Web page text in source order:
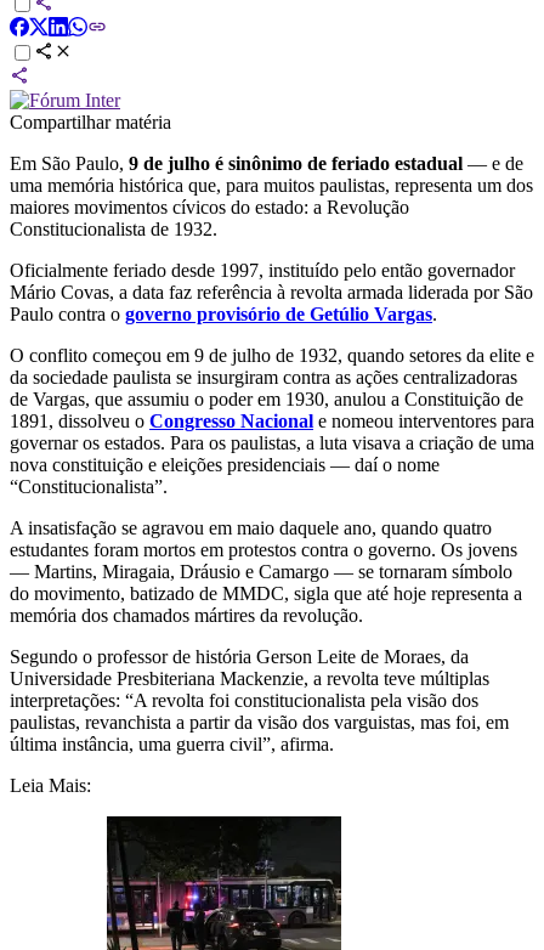
Compartilhar matéria
Em São Paulo, 9 de julho é sinônimo de feriado estadual — e de
uma memória histórica que, para muitos paulistas, representa um dos
maiores movimentos cívicos do estado: a Revolução
Constitucionalista de 1932.
Oficialmente feriado desde 1997, instituído pelo então governador
Mário Covas, a data faz referência à revolta armada liderada por São
Paulo contra o governo provisório de Getúlio Vargas.
O conflito começou em 9 de julho de 1932, quando setores da elite e
da sociedade paulista se insurgiram contra as ações centralizadoras
de Vargas, que assumiu o poder em 1930, anulou a Constituição de
1891, dissolveu o Congresso Nacional e nomeou interventores para
governar os estados. Para os paulistas, a luta visava a criação de uma
nova constituição e eleições presidenciais — daí o nome
“Constitucionalista”.
A insatisfação se agravou em maio daquele ano, quando quatro
estudantes foram mortos em protestos contra o governo. Os jovens
— Martins, Miragaia, Dráusio e Camargo — se tornaram símbolo
do movimento, batizado de MMDC, sigla que até hoje representa a
memória dos chamados mártires da revolução.
Segundo o professor de história Gerson Leite de Moraes, da
Universidade Presbiteriana Mackenzie, a revolta teve múltiplas
interpretações: “A revolta foi constitucionalista pela visão dos
paulistas, revanchista a partir da visão dos varguistas, mas foi, em
última instância, uma guerra civil”, afirma.
Leia Mais: